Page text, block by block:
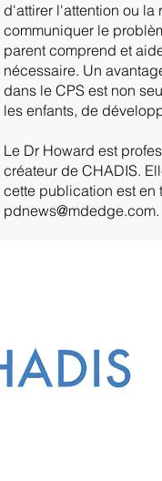
d'attirer l'attention ou la
communiquer le
parent comprend et
nécessaire. Un
dans le CPS est non
les enfants, de
Le Dr Howard est
créateur de CHADIS.
cette publication est en
pdnews@mdedge.com.